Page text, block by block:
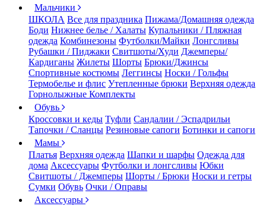
Мальчики
ШКОЛА Все для праздника Пижама/Домашняя одежда
Боди Нижнее белье / Халаты Купальники / Пляжная
одежда Комбинезоны Футболки/Майки Лонгсливы
Рубашки / Пиджаки Свитшоты/Худи Джемперы/
Кардиганы Жилеты Шорты Брюки/Джинсы
Спортивные костюмы Леггинсы Носки / Гольфы
Термобелье и флис Утепленные брюки Верхняя одежда
Горнолыжные Комплекты
Обувь
Кроссовки и кеды Туфли Сандалии / Эспадрильи
Тапочки / Сланцы Резиновые сапоги Ботинки и сапоги
Мамы
Платья Верхняя одежда Шапки и шарфы Одежда для
дома Аксессуары Футболки и лонгсливы Юбки
Свитшоты / Джемперы Шорты / Брюки Носки и гетры
Сумки Обувь Очки / Оправы
Аксессуары